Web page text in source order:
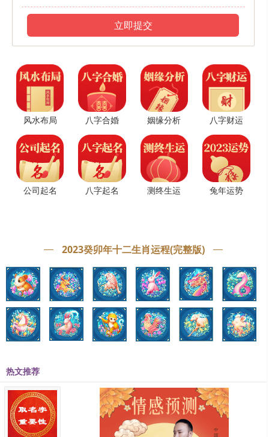
立即提交
风水布局 八字合婚 姻缘分析 八字财运
公司起名 八字起名 测终生运 兔年运势
2023癸卯年十二生肖运程(完整版)
热文推荐